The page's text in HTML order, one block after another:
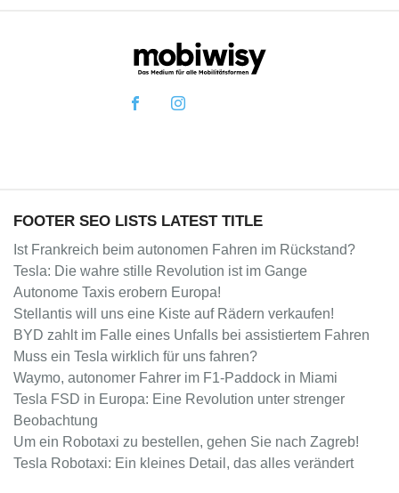
FOOTER SEO LISTS LATEST TITLE
Ist Frankreich beim autonomen Fahren im Rückstand?
Tesla: Die wahre stille Revolution ist im Gange
Autonome Taxis erobern Europa!
Stellantis will uns eine Kiste auf Rädern verkaufen!
BYD zahlt im Falle eines Unfalls bei assistiertem Fahren
Muss ein Tesla wirklich für uns fahren?
Waymo, autonomer Fahrer im F1-Paddock in Miami
Tesla FSD in Europa: Eine Revolution unter strenger
Beobachtung
Um ein Robotaxi zu bestellen, gehen Sie nach Zagreb!
Tesla Robotaxi: Ein kleines Detail, das alles verändert